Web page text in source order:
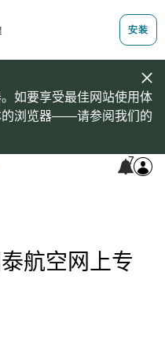
如要享受最佳网站使用体
的浏览器——请参阅我们的
7
航空网上专